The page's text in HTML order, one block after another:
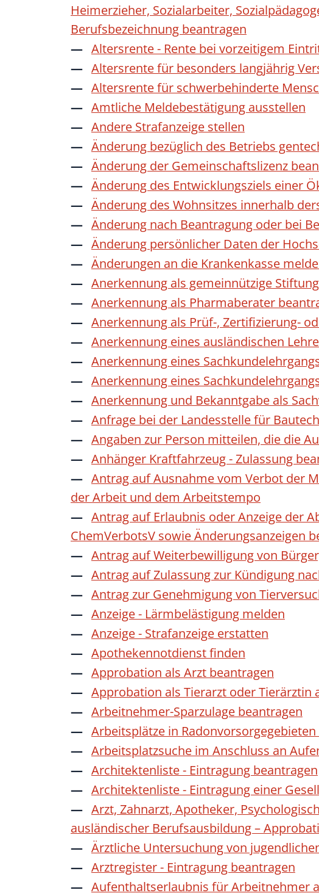
Heimerzieher, Sozialarbeiter,
Berufsbezeichnung beantragen
Altersrente - Rente bei vorzeitigem
Altersrente für besonders langjährig
Altersrente für schwerbehinderte
Amtliche Meldebestätigung ausstellen
Andere Strafanzeige stellen
Änderung bezüglich des Betriebs
Änderung der Gemeinschaftslizenz
Änderung des Entwicklungsziels einer
Änderung des Wohnsitzes innerhalb
Änderung nach Beantragung oder bei
Änderung persönlicher Daten der
Änderungen an die Krankenkasse
Anerkennung als gemeinnützige
Anerkennung als Pharmaberater
Anerkennung als Prüf-, Zertifizierung-
Anerkennung eines ausländischen
Anerkennung eines
Anerkennung eines
Anerkennung und Bekanntgabe als
Anfrage bei der Landesstelle für
Angaben zur Person mitteilen, die die
Anhänger Kraftfahrzeug - Zulassung
Antrag auf Ausnahme vom Verbot der
der Arbeit und dem Arbeitstempo
Antrag auf Erlaubnis oder Anzeige der
ChemVerbotsV sowie Änderungsanzeigen
Antrag auf Weiterbewilligung von
Antrag auf Zulassung zur Kündigung
Antrag zur Genehmigung von
Anzeige - Lärmbelästigung melden
Anzeige - Strafanzeige erstatten
Apothekennotdienst finden
Approbation als Arzt beantragen
Approbation als Tierarzt oder Tierärztin
Arbeitnehmer-Sparzulage beantragen
Arbeitsplätze in
Arbeitsplatzsuche im Anschluss an
Architektenliste - Eintragung beantragen
Architektenliste - Eintragung einer
Arzt, Zahnarzt, Apotheker,
ausländischer Berufsausbildung –
Ärztliche Untersuchung von
Arztregister - Eintragung beantragen
Aufenthaltserlaubnis für Arbeitnehmer